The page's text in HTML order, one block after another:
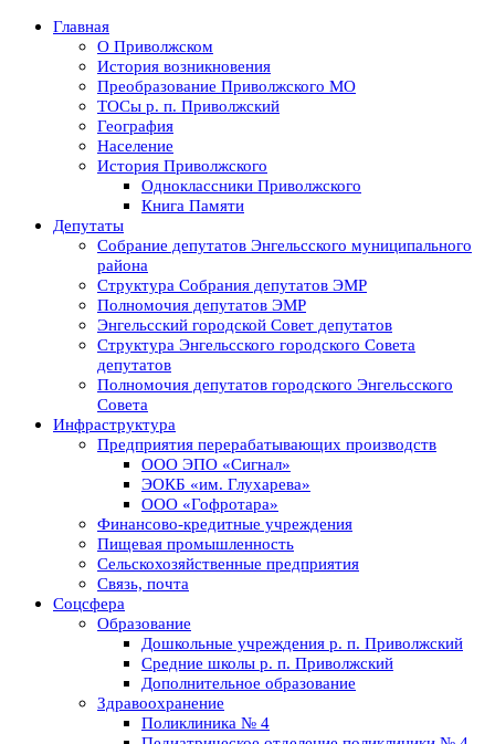
Главная
О Приволжском
История возникновения
Преобразование Приволжского МО
ТОСы р. п. Приволжский
География
Население
История Приволжского
Одноклассники Приволжского
Книга Памяти
Депутаты
Собрание депутатов Энгельсского муниципального
района
Структура Собрания депутатов ЭМР
Полномочия депутатов ЭМР
Энгельсский городской Совет депутатов
Структура Энгельсского городского Совета
депутатов
Полномочия депутатов городского Энгельсского
Совета
Инфраструктура
Предприятия перерабатывающих производств
ООО ЭПО «Сигнал»
ЭОКБ «им. Глухарева»
ООО «Гофротара»
Финансово-кредитные учреждения
Пищевая промышленность
Сельскохозяйственные предприятия
Связь, почта
Соцсфера
Образование
Дошкольные учреждения р. п. Приволжский
Средние школы р. п. Приволжский
Дополнительное образование
Здравоохранение
Поликлиника № 4